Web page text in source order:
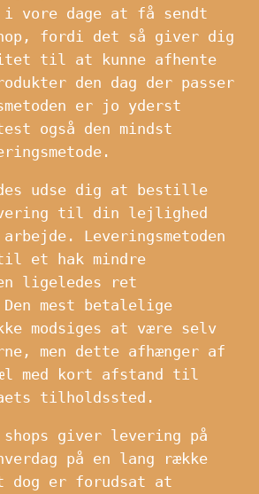
vore dage at få sendt
fordi det så giver dig
til at kunne afhente
den dag der passer
er jo yderst
også den mindst
udse dig at bestille
til din lejlighed
Leveringsmetoden
et hak mindre
ligeledes ret
Den mest betalelige
modsiges at være selv
men dette afhænger af
med kort afstand til
tilholdssted.
giver levering på
hverdag på en lang række
dog er forudsat at